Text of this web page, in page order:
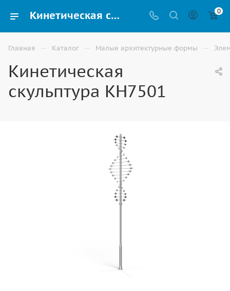
Кинетическая скульптура КН7501 для благоустройства территории купить в Астрахани 0
Главная — Каталог — Малые архитектурные формы —
Кинетическая
скульптура КН7501